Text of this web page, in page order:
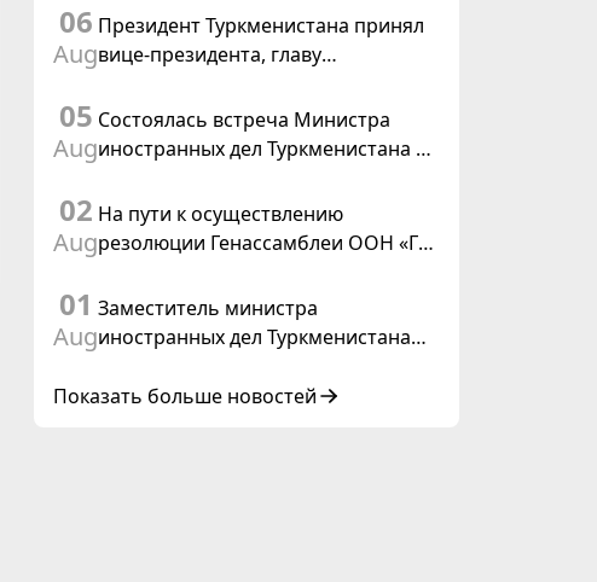
поверенным в делах США в
Туркменистане
06
Aug
Президент Туркменистана принял
вице-президента, главу
иностранных дел Швейцарской
Конфедерации
05
Aug
Состоялась встреча Министра
иностранных дел Туркменистана с
02
Aug
На пути к осуществлению
резолюции Генассамблеи ООН «Год
инициированной Туркменистаном
01
Aug
Заместитель министра
иностранных дел Туркменистана
старших должностных лиц Форума
Показать больше новостей